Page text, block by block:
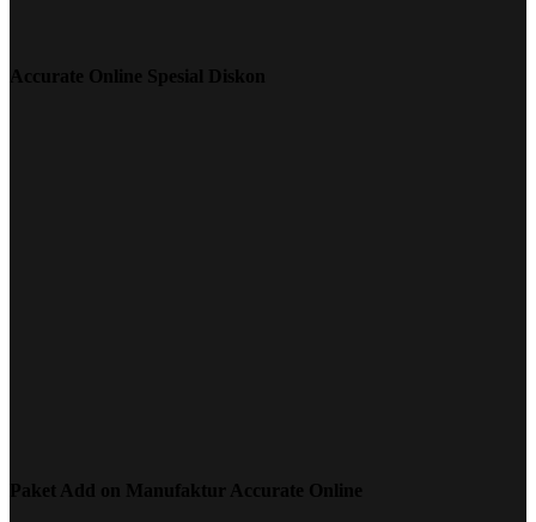
Accurate Online Spesial Diskon
Paket Add on Manufaktur Accurate Online